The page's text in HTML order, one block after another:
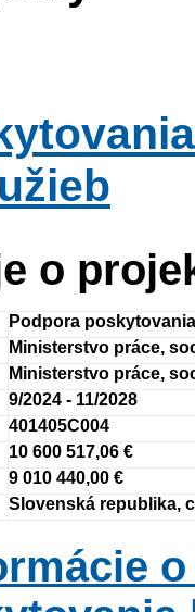
o
Podpora
Ministerstvo práce,
Ministerstvo práce,
9/2024 - 11/2028
401405C004
10 600 517,06 €
9 010 440,00 €
Slovenská republika,